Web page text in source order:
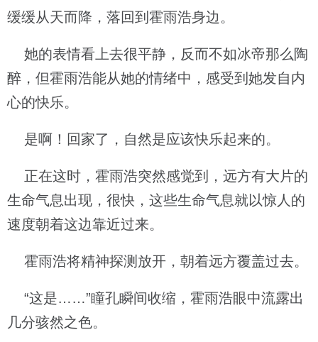
缓缓从天而降，落回到霍雨浩身边。
她的表情看上去很平静，反而不如冰帝那么陶
醉，但霍雨浩能从她的情绪中，感受到她发自内
心的快乐。
是啊！回家了，自然是应该快乐起来的。
正在这时，霍雨浩突然感觉到，远方有大片的
生命气息出现，很快，这些生命气息就以惊人的
速度朝着这边靠近过来。
霍雨浩将精神探测放开，朝着远方覆盖过去。
“这是……”瞳孔瞬间收缩，霍雨浩眼中流露出
几分骇然之色。